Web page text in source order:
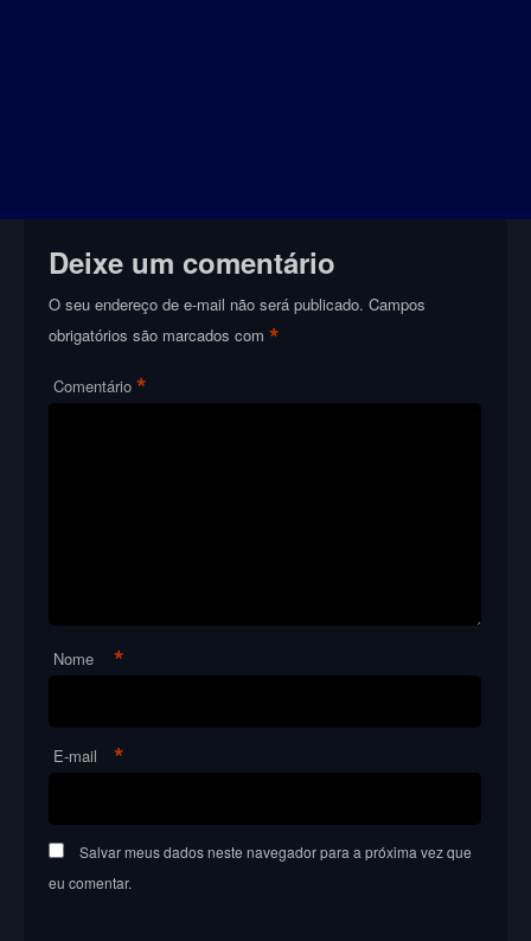
Deixe um comentário
O seu endereço de e-mail não será publicado. Campos
obrigatórios são marcados com*
Comentário *
Nome *
E-mail *
Salvar meus dados neste navegador para a próxima vez que
eu comentar.